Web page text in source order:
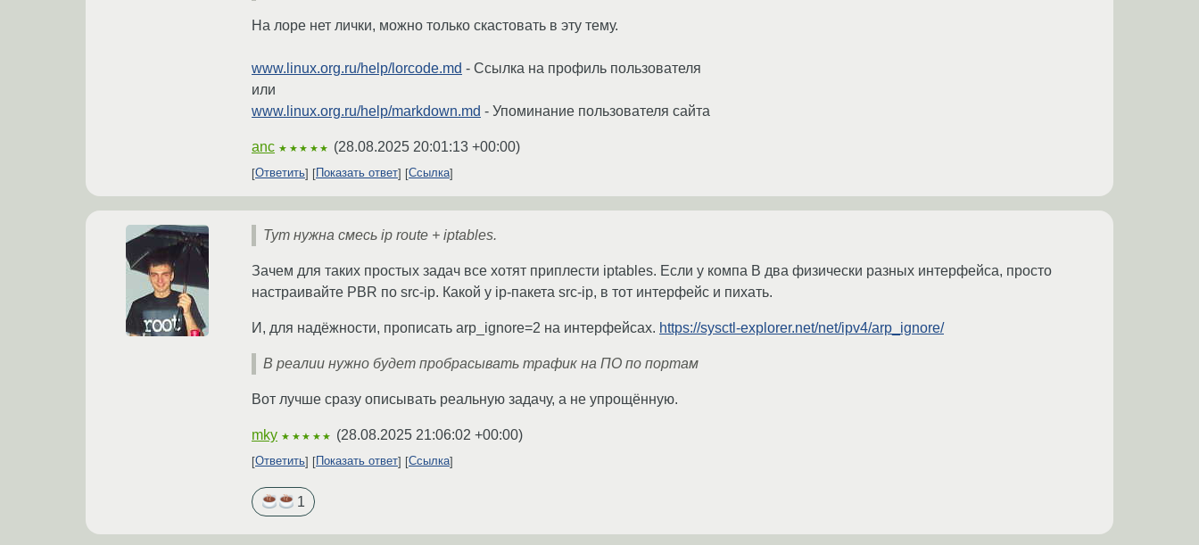
На лоре нет лички, можно только скастовать в эту тему.
www.linux.org.ru/help/lorcode.md - Ссылка на профиль пользователя
или
www.linux.org.ru/help/markdown.md - Упоминание пользователя сайта
anc ★★★★★ (28.08.2025 20:01:13 +00:00)
Ответить Показать ответ Ссылка
Тут нужна смесь ip route + iptables.
Зачем для таких простых задач все хотят приплести iptables. Если у компа B два физически разных интерфейса, просто
настраивайте PBR по src-ip. Какой у ip-пакета src-ip, в тот интерфейс и пихать.
И, для надёжности, прописать arp_ignore=2 на интерфейсах. https://sysctl-explorer.net/net/ipv4/arp_ignore/
В реалии нужно будет пробрасывать трафик на ПО по портам
Вот лучше сразу описывать реальную задачу, а не упрощённую.
mky ★★★★★ (28.08.2025 21:06:02 +00:00)
Ответить Показать ответ Ссылка
1